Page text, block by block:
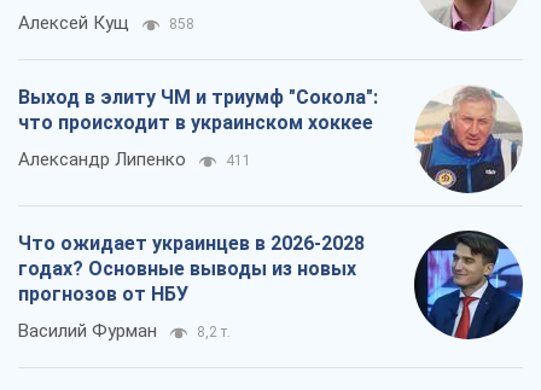
Алексей Кущ 858
Выход в элиту ЧМ и триумф "Сокола":
что происходит в украинском хоккее
Александр Липенко 411
Что ожидает украинцев в 2026-2028
годах? Основные выводы из новых
прогнозов от НБУ
Василий Фурман 8,2 т.